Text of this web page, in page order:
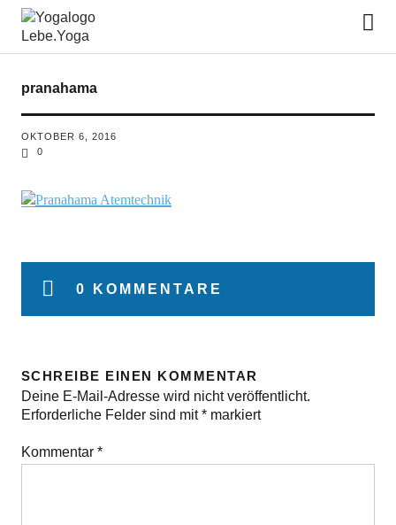
Lebe.Yoga: der Yoga Blog | das
Yoga Magazin
pranahama
OKTOBER 6, 2016
0
0 KOMMENTARE
SCHREIBE EINEN KOMMENTAR
Deine E-Mail-Adresse wird nicht veröffentlicht.
Erforderliche Felder sind mit*markiert
Kommentar *